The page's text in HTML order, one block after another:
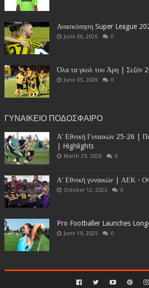
Ανασκόπηση Super League
June 06, 2026 0
Όλα τα γκολ του Άρη | Σεζόν
June 05, 2026 0
ΓΥΝΑΙΚΕΙΟ ΠΟΔΟΣΦΑΙΡΟ
Α' Εθνική Γυναικών 25-26 |
| Highlights
March 29, 2026 0
Α' Εθνική γυναικών | ΑΕΚ -
October 12, 2025 0
Pro Footballer Launches
June 19, 2025 0